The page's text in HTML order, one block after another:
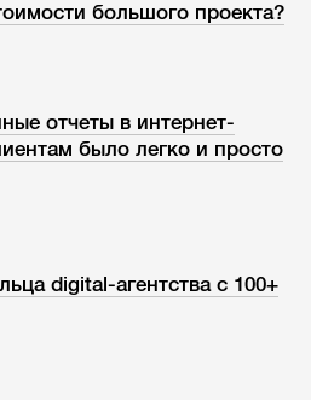
большого проекта?
отчеты в интернет-
было легко и просто
digital-агентства с 100+